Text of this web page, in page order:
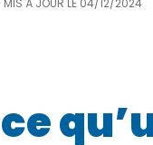
MIS À JOUR LE 04/12/2024